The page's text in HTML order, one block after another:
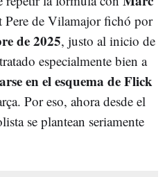
Pere de Vilamajor fichó por
de 2025, justo al inicio de
especialmente bien a
en el esquema de Flick
Por eso, ahora desde el
se plantean seriamente